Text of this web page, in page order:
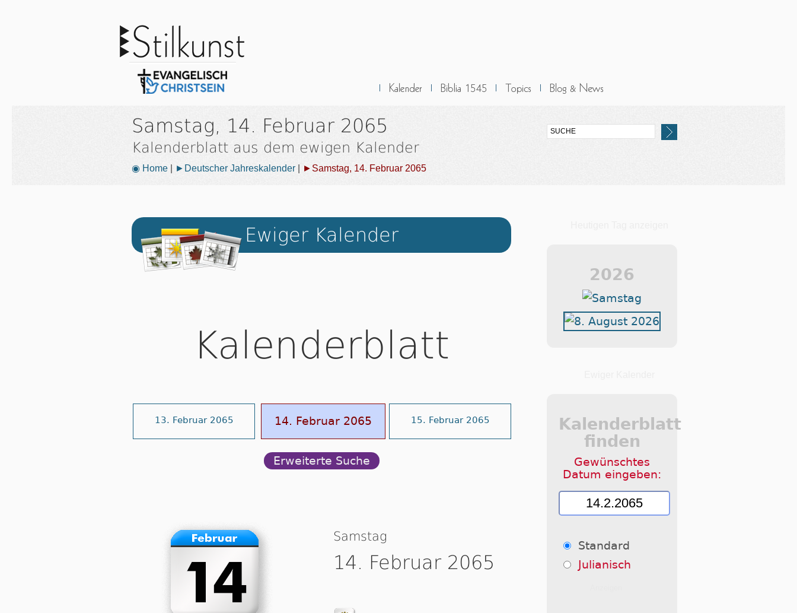
Samstag, 14. Februar 2065
Kalenderblatt aus dem ewigen Kalender
◉ Home ►Deutscher Jahreskalender ►Samstag, 14. Februar 2065
Ewiger Kalender
Kalenderblatt
13. Februar 2065 14. Februar 2065 15. Februar 2065
Erweiterte Suche
Samstag
14. Februar 2065
2026
Kalenderblatt
finden
Gewünschtes
Datum eingeben:
Standard
Julianisch